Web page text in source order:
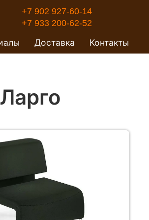
+7 902 927-60-14
+7 933 200-62-52
Доставка Контакты